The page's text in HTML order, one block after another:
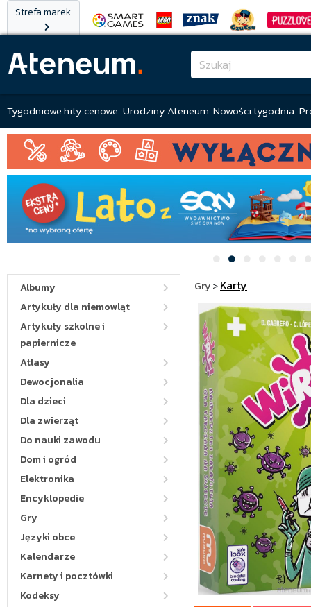
Strefa marek
Tygodniowe hity cenowe Urodziny Ateneum Nowości tygodnia
Albumy
Artykuły dla niemowląt
Artykuły szkolne i
papiernicze
Atlasy
Dewocjonalia
Dla dzieci
Dla zwierząt
Do nauki zawodu
Dom i ogród
Elektronika
Encyklopedie
Gry
Języki obce
Kalendarze
Karnety i pocztówki
Kodeksy
Gry>Karty